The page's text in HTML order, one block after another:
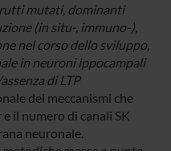
mutati, dominanti
(in situ-, immuno-),
nel corso dello sviluppo,
in neuroni ippocampali
di LTP
dei meccanismi che
il numero di canali SK
neuronale.